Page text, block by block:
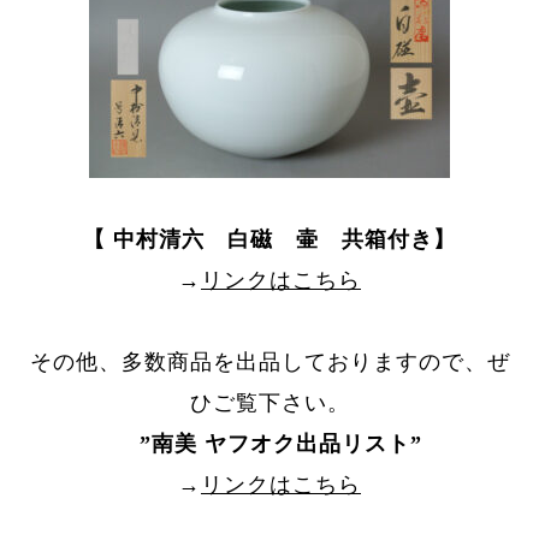
【 中村清六 白磁 壷 共箱付き】
→ リンクはこちら
その他、多数商品を出品しておりますので、ぜ
ひご覧下さい。
”南美 ヤフオク出品リスト ”
→ リンクはこちら